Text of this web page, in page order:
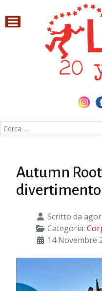
Cerca nel sito
Autumn
divertimento
Scritto da
Categoria:
14 Novembre